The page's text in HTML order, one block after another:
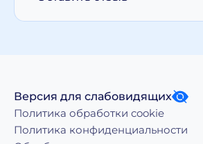
Версия для слабовидящих
Политика обработки cookie
Политика конфиденциальности